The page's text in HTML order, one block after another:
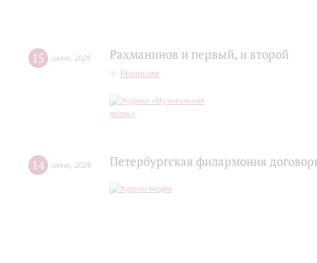
15 июня 2026 Рахманинов и первый, и второй
Рецензии
14 июня 2026 Петербургская филармония